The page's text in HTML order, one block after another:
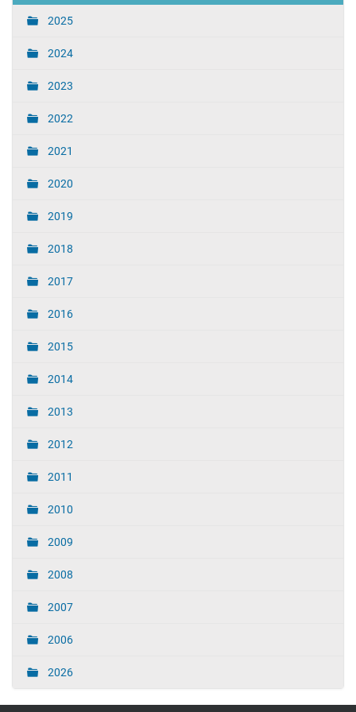
2025
2024
2023
2022
2021
2020
2019
2018
2017
2016
2015
2014
2013
2012
2011
2010
2009
2008
2007
2006
2026